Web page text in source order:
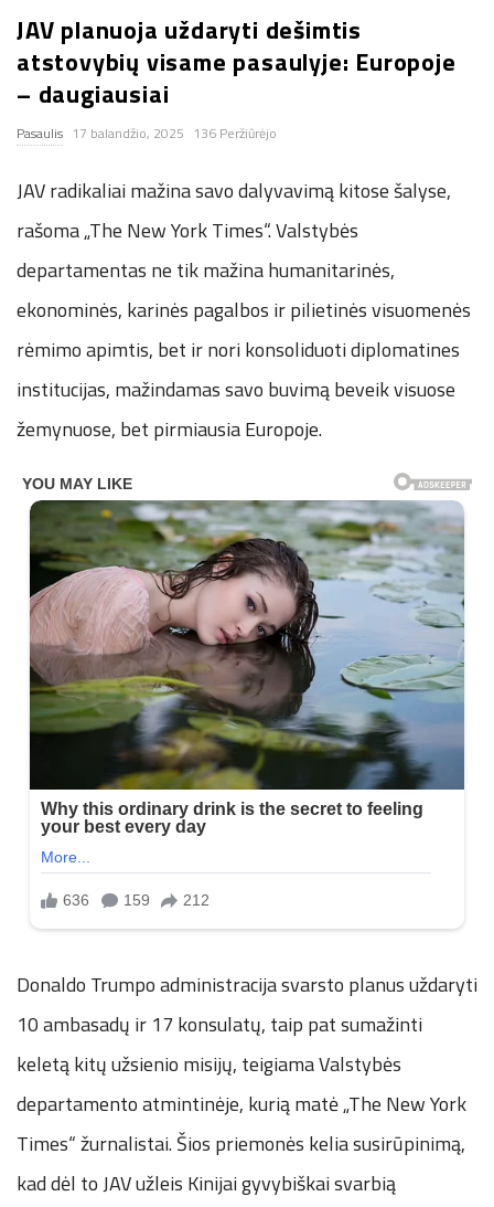
n
.
n
e
t
JAV planuoja uždaryti dešimtis
atstovybių visame pasaulyje: Europoje
– daugiausiai
Pasaulis 17 balandžio, 2025 136 Peržiūrėjo
JAV radikaliai mažina savo dalyvavimą kitose šalyse,
rašoma „The New York Times“. Valstybės
departamentas ne tik mažina humanitarinės,
ekonominės, karinės pagalbos ir pilietinės visuomenės
rėmimo apimtis, bet ir nori konsoliduoti diplomatines
institucijas, mažindamas savo buvimą beveik visuose
žemynuose, bet pirmiausia Europoje.
Donaldo Trumpo administracija svarsto planus uždaryti
10 ambasadų ir 17 konsulatų, taip pat sumažinti
keletą kitų užsienio misijų, teigiama Valstybės
departamento atmintinėje, kurią matė „The New York
Times“ žurnalistai. Šios priemonės kelia susirūpinimą,
kad dėl to JAV užleis Kinijai gyvybiškai svarbią